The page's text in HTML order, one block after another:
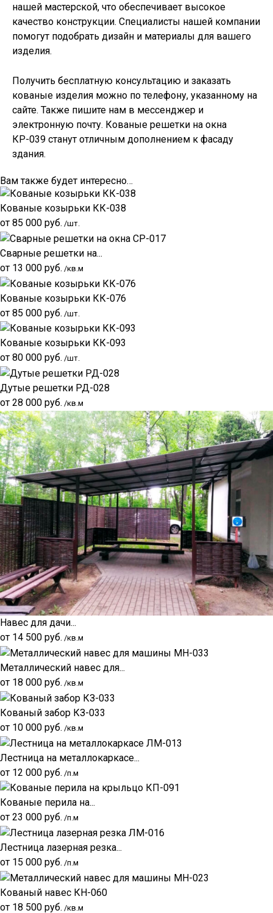
нашей мастерской, что обеспечивает высокое
качество конструкции. Специалисты нашей компании
помогут подобрать дизайн и материалы для вашего
изделия.
Получить бесплатную консультацию и заказать
кованые изделия можно по телефону, указанному на
сайте. Также пишите нам в мессенджер и
электронную почту. Кованые решетки на окна
КР-039 станут отличным дополнением к фасаду
здания.
Вам также будет интересно…
Кованые козырьки КК-038
от 85 000 руб. /шт.
Сварные решетки на...
от 13 000 руб. /кв.м
Кованые козырьки КК-076
от 85 000 руб. /шт.
Кованые козырьки КК-093
от 80 000 руб. /шт.
Дутые решетки РД-028
от 28 000 руб. /кв.м
Навес для дачи...
от 14 500 руб. /кв.м
Металлический навес для...
от 18 000 руб. /кв.м
Кованый забор КЗ-033
от 10 000 руб. /кв.м
Лестница на металлокаркасе...
от 12 000 руб. /п.м
Кованые перила на...
от 23 000 руб. /п.м
Лестница лазерная резка...
от 15 000 руб. /п.м
Кованый навес КН-060
от 18 500 руб. /кв.м